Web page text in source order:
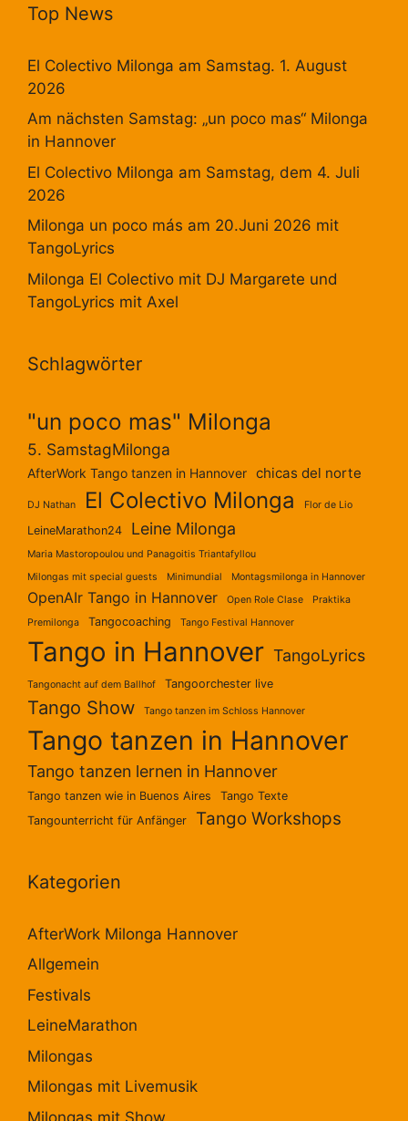
Top News
El Colectivo Milonga am Samstag. 1. August
2026
Am nächsten Samstag: „un poco mas“ Milonga
in Hannover
El Colectivo Milonga am Samstag, dem 4. Juli
2026
Milonga un poco más am 20.Juni 2026 mit
TangoLyrics
Milonga El Colectivo mit DJ Margarete und
TangoLyrics mit Axel
Schlagwörter
"un poco mas" Milonga
5. SamstagMilonga
AfterWork Tango tanzen in Hannover chicas del norte
DJ Nathan El Colectivo Milonga Flor de Lio
LeineMarathon24 Leine Milonga
Maria Mastoropoulou und Panagoitis Triantafyllou
Milongas mit special guests
Minimundial Montagsmilonga in Hannover
OpenAIr Tango in Hannover Open Role Clase
Praktika
Premilonga
Tangocoaching Tango Festival Hannover
Tango in Hannover TangoLyrics
Tangonacht auf dem Ballhof Tangoorchester live
Tango Show Tango tanzen im Schloss Hannover
Tango tanzen in Hannover
Tango tanzen lernen in Hannover
Tango tanzen wie in Buenos Aires
Tango Texte
Tangounterricht für Anfänger
Tango Workshops
Kategorien
AfterWork Milonga Hannover
Allgemein
Festivals
LeineMarathon
Milongas
Milongas mit Livemusik
Milongas mit Show